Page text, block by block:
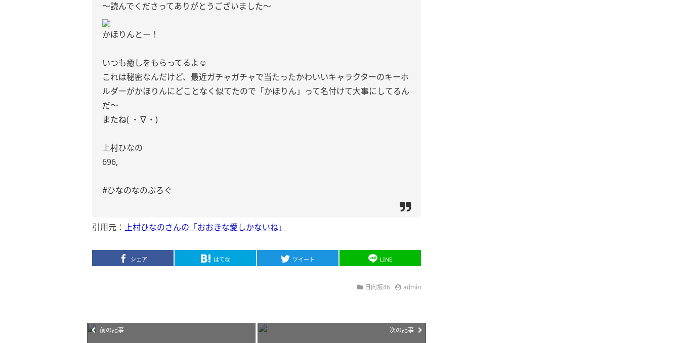
〜読んでくださってありがとうございました〜
かほりんとー！
いつも癒しをもらってるよ☺️
これは秘密なんだけど、最近ガチャガチャで当たったかわいいキャラクターのキーホ
ルダーがかほりんにどことなく似てたので「かほりん」って名付けて大事にしてるん
だ〜
またね( ・∇・)
上村ひなの
696,
#ひなのなのぶろぐ
引用元： 上村ひなのさんの「おおきな愛しかないね」
シェア はてな ツイート LINE
日向坂46 admin
前の記事 次の記事